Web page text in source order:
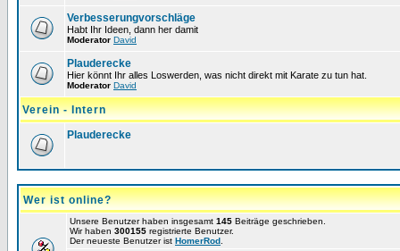
Verbesserungvorschläge
Habt Ihr Ideen, dann her damit
Moderator David
Plauderecke
Hier könnt Ihr alles Loswerden, was nicht direkt mit Karate zu tun hat.
Moderator David
Verein - Intern
Plauderecke
Wer ist online?
Unsere Benutzer haben insgesamt 145 Beiträge geschrieben.
Wir haben 300155 registrierte Benutzer.
Der neueste Benutzer ist HomerRod